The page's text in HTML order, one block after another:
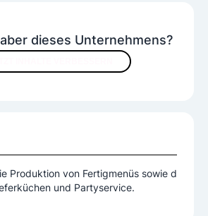
dieses Unternehmens?
Produktion von Fertigmenüs sowie d
und Partyservice.